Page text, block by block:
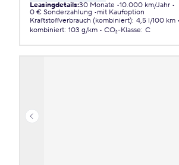
Leasingdetails:30 Monate 10.000 km/Jahr
0 € Sonderzahlung
mit Kaufoption
Kraftstoffverbrauch (kombiniert): 4,5 l/100 km
kombiniert: 103 g/km CO₂-Klasse: C